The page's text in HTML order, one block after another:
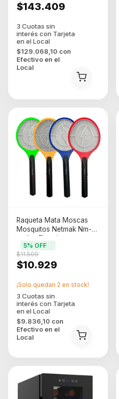
$143.409
$129.068,10 con
Efectivo en el
Local
Raqueta Mata Moscas
Mosquitos Netmak Nm-
racket Electrica
Recargable Usb
Multicolor
$10.929
$11.500
5% OFF
$9.836,10 con
Efectivo en el
Local
¡Solo quedan 2 en stock!